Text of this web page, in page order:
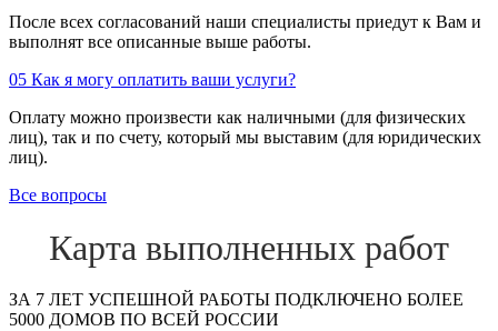
После всех согласований наши специалисты приедут к Вам и
выполнят все описанные выше работы.
05 Как я могу оплатить ваши услуги?
Оплату можно произвести как наличными (для физических
лиц), так и по счету, который мы выставим (для юридических
лиц).
Все вопросы
Карта выполненных работ
ЗА 7 ЛЕТ УСПЕШНОЙ РАБОТЫ ПОДКЛЮЧЕНО БОЛЕЕ
5000 ДОМОВ ПО ВСЕЙ РОССИИ